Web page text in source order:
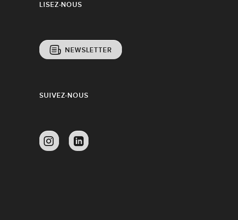
LISEZ-NOUS
NEWSLETTER
SUIVEZ-NOUS